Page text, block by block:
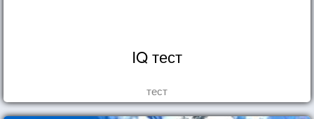
IQ тест
тест